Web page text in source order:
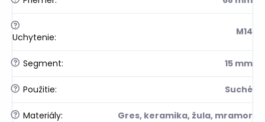
?
Uchytenie: M14
? Segment: 15 mm
? Použitie: Suché
? Materiály: Gres, keramika, žula, mramor